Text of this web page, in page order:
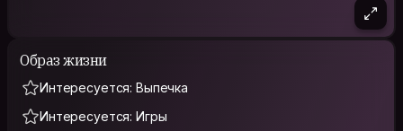
Образ жизни
Интересуется: Выпечка
Интересуется: Игры